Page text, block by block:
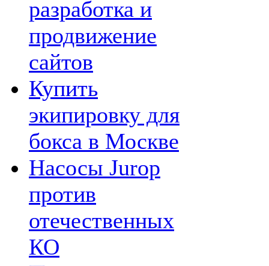
разработка и
продвижение
сайтов
Купить
экипировку для
бокса в Москве
Насосы Jurop
против
отечественных
КО